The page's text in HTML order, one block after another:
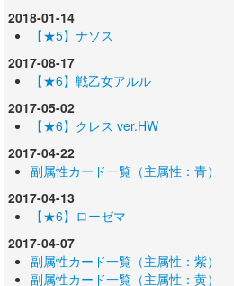
2018-01-14
【★5】ナソス
2017-08-17
【★6】戦乙女アルル
2017-05-02
【★6】クレス ver.HW
2017-04-22
副属性カード一覧（主属性：青）
2017-04-13
【★6】ローゼマ
2017-04-07
副属性カード一覧（主属性：紫）
副属性カード一覧（主属性：黄）